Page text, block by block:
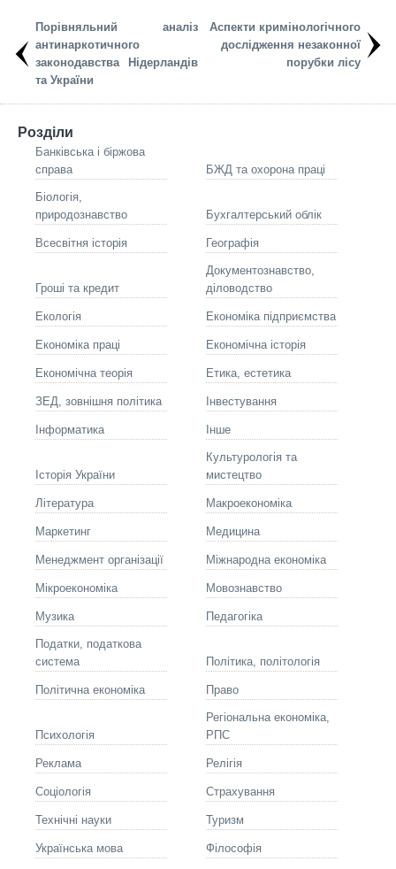
Порівняльний аналіз
антинаркотичного
законодавства Нідерландів
та України
Аспекти кримінологічного
дослідження незаконної
порубки лісу
Розділи
Банківська і біржова
справа
БЖД та охорона праці
Біологія,
природознавство
Бухгалтерський облік
Всесвітня історія Географія
Гроші та кредит
Документознавство,
діловодство
Екологія Економіка підприємства
Економіка праці Економічна історія
Економічна теорія Етика, естетика
ЗЕД, зовнішня політика Інвестування
Інформатика Інше
Історія України
Культурологія та
мистецтво
Літературa Макроекономіка
Маркетинг Медицина
Менеджмент організації Міжнародна економіка
Мікроекономіка Мовознавство
Музика Педагогіка
Податки, податкова
система
Політика, політологія
Політична економіка Право
Психологія
Регіональна економіка,
РПС
Реклама Релігія
Соціологія Страхування
Технічні науки Туризм
Українська мова Філософія